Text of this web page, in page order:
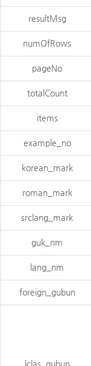
resultMsg
numOfRows
pageNo
totalCount
items
example_no
korean_mark
roman_mark
srclang_mark
guk_nm
lang_nm
foreign_gubun
lclas_gubun